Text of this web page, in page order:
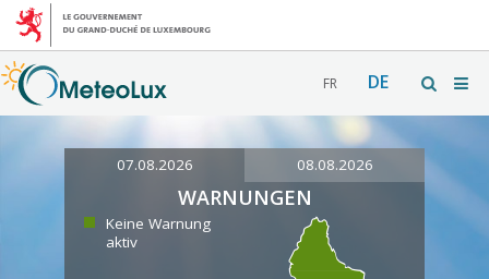
FR DE
07.08.2026 08.08.2026
WARNUNGEN
Keine Warnung
aktiv